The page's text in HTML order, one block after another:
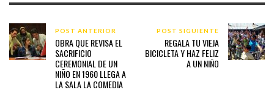
POST ANTERIOR
OBRA QUE REVISA EL
SACRIFICIO
CEREMONIAL DE UN
NIÑO EN 1960 LLEGA A
LA SALA LA COMEDIA
POST SIGUIENTE
REGALA TU VIEJA
BICICLETA Y HAZ FELIZ
A UN NIÑO